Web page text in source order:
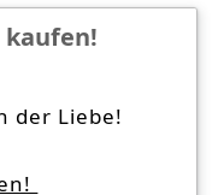
kaufen!
der Liebe!